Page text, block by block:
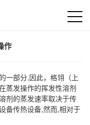
作
部分,因此，格翎（上
蒸发操作的挥发性溶剂
剂的蒸发速率取决于传
备传热设备,然而,相对于